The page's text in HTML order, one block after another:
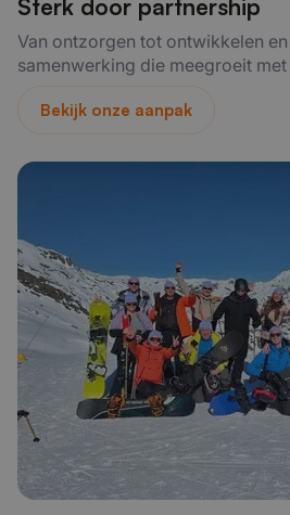
Sterk door partnership
Van ontzorgen tot ontwikkelen
samenwerking die meegroeit
Bekijk onze aanpak